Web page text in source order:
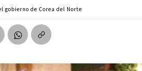
gobierno de Corea del Norte